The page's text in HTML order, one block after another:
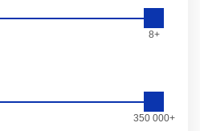
8+
350 000+